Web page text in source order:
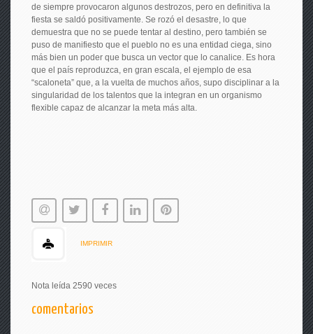
de siempre provocaron algunos destrozos, pero en definitiva la
fiesta se saldó positivamente. Se rozó el desastre, lo que
demuestra que no se puede tentar al destino, pero también se
puso de manifiesto que el pueblo no es una entidad ciega, sino
más bien un poder que busca un vector que lo canalice. Es hora
que el país reproduzca, en gran escala, el ejemplo de esa
“scaloneta” que, a la vuelta de muchos años, supo disciplinar a la
singularidad de los talentos que la integran en un organismo
flexible capaz de alcanzar la meta más alta.
IMPRIMIR
Nota leída 2590 veces
comentarios